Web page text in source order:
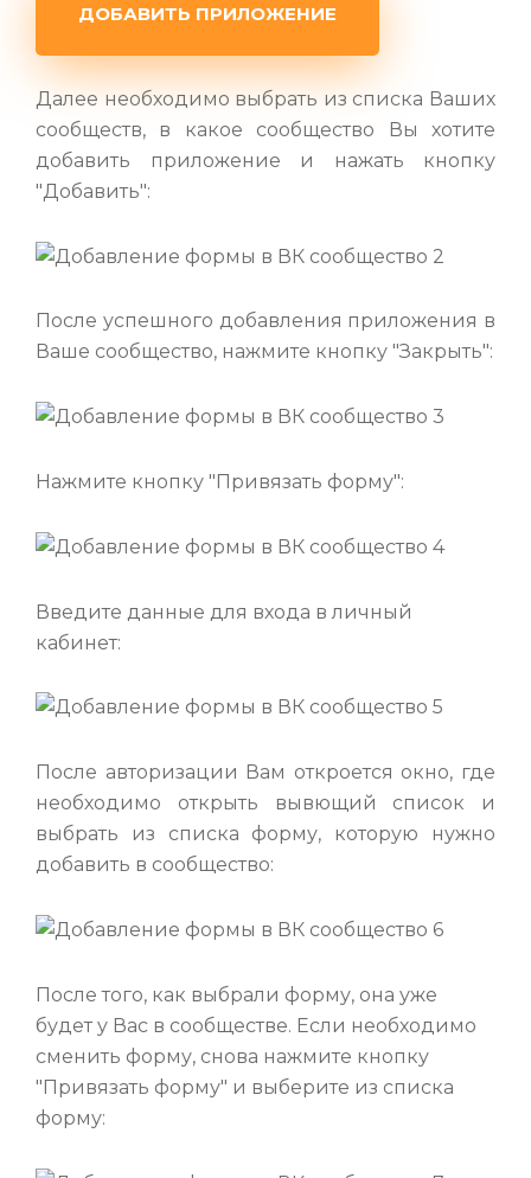
ДОБАВИТЬ ПРИЛОЖЕНИЕ
Далее необходимо выбрать из списка Ваших
сообществ, в какое сообщество Вы хотите
добавить приложение и нажать кнопку
"Добавить":
После успешного добавления приложения в
Ваше сообщество, нажмите кнопку "Закрыть":
Нажмите кнопку "Привязать форму":
Введите данные для входа в личный
кабинет:
После авторизации Вам откроется окно, где
необходимо открыть вывющий список и
выбрать из списка форму, которую нужно
добавить в сообщество:
После того, как выбрали форму, она уже
будет у Вас в сообществе. Если необходимо
сменить форму, снова нажмите кнопку
"Привязать форму" и выберите из списка
форму: